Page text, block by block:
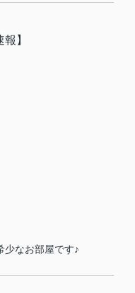
】
少なお部屋です♪